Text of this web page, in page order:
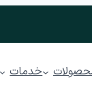
خدمات